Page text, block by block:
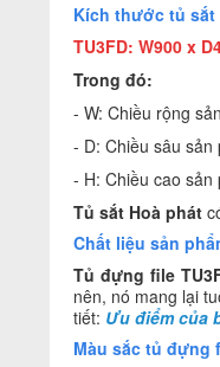
Kích thước tủ sắt
TU3FD: W900 x
Trong đó:
- W: Chiều rộng
- D: Chiều sâu sản
- H: Chiều cao sản
Tủ sắt Hoà phát
Chất liệu sản
Tủ đựng file
nên, nó mang lại
tiết: Ưu điểm của
Màu sắc tủ đựng